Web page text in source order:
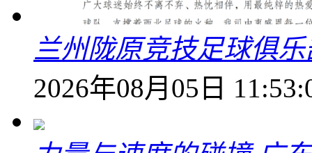
兰州陇原竞技足球俱
2026年08月05日